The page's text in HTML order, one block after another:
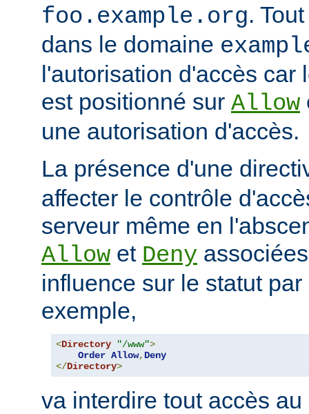
foo.example.org.
dans le domaine
l'autorisation d'accès car
est positionné sur Allow
une autorisation d'accès.
La présence d'une
affecter le contrôle
serveur même en
Allow et Deny
influence sur le statut
exemple,
<Directory "/www">
Order Allow, Deny
</Directory>
va interdire tout accès